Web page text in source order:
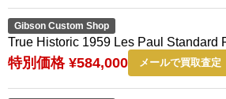
Gibson Custom Shop
True Historic 1959 Les Paul Standard
特別価格 ¥584,000 メールで買取査定